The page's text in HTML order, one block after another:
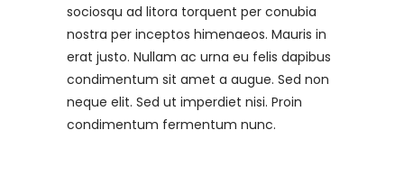
sociosqu ad litora torquent per conubia
nostra per inceptos himenaeos. Mauris in
erat justo. Nullam ac urna eu felis dapibus
condimentum sit amet a augue. Sed non
neque elit. Sed ut imperdiet nisi. Proin
condimentum fermentum nunc.